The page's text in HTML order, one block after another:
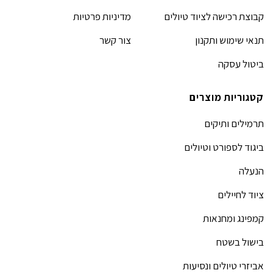
קבוצת רכישה לציוד טיולים
תנאי שימוש ותקנון
ביטול עסקה
מדיניות פרטיות
צור קשר
קטגוריות מוצרים
תרמילים ותיקים
ביגוד לספורט וטיולים
הנעלה
ציוד לחיילים
קמפינג ומחנאות
בישול בשטח
אביזרי טיולים ונסיעות